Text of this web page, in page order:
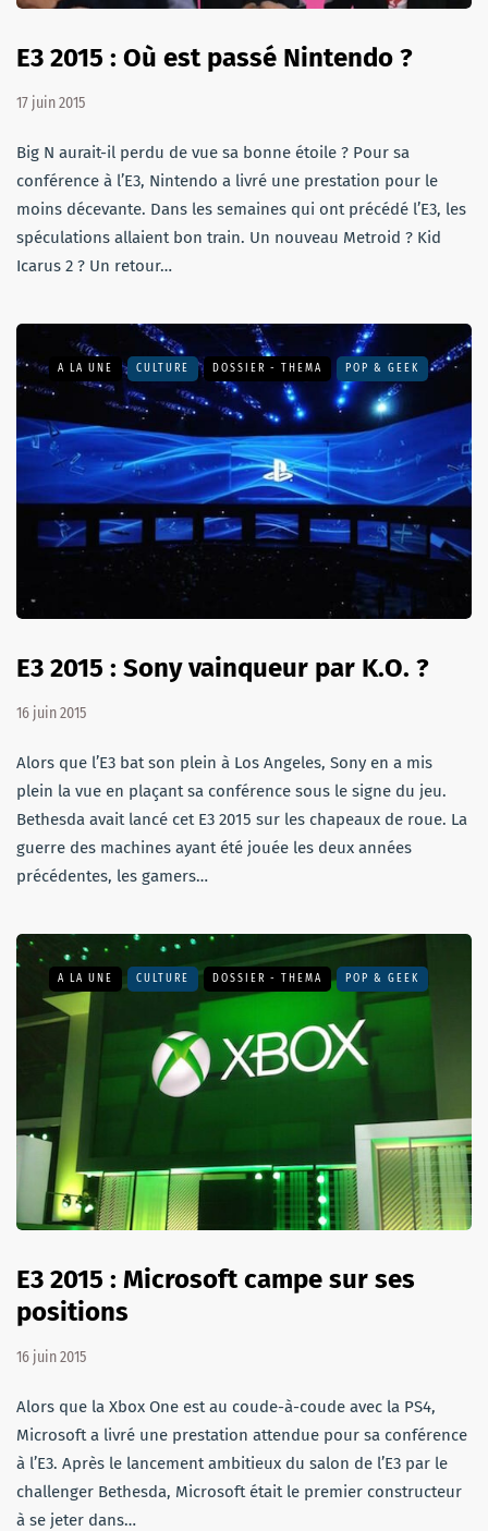
E3 2015 : Où est passé Nintendo ?
17 juin 2015
Big N aurait-il perdu de vue sa bonne étoile ? Pour sa
conférence à l’E3, Nintendo a livré une prestation pour le
moins décevante. Dans les semaines qui ont précédé l’E3, les
spéculations allaient bon train. Un nouveau Metroid ? Kid
Icarus 2 ? Un retour…
A LA UNE CULTURE DOSSIER - THEMA POP & GEEK
E3 2015 : Sony vainqueur par K.O. ?
16 juin 2015
Alors que l’E3 bat son plein à Los Angeles, Sony en a mis
plein la vue en plaçant sa conférence sous le signe du jeu.
Bethesda avait lancé cet E3 2015 sur les chapeaux de roue. La
guerre des machines ayant été jouée les deux années
précédentes, les gamers…
A LA UNE CULTURE DOSSIER - THEMA POP & GEEK
E3 2015 : Microsoft campe sur ses
positions
16 juin 2015
Alors que la Xbox One est au coude-à-coude avec la PS4,
Microsoft a livré une prestation attendue pour sa conférence
à l’E3. Après le lancement ambitieux du salon de l’E3 par le
challenger Bethesda, Microsoft était le premier constructeur
à se jeter dans…